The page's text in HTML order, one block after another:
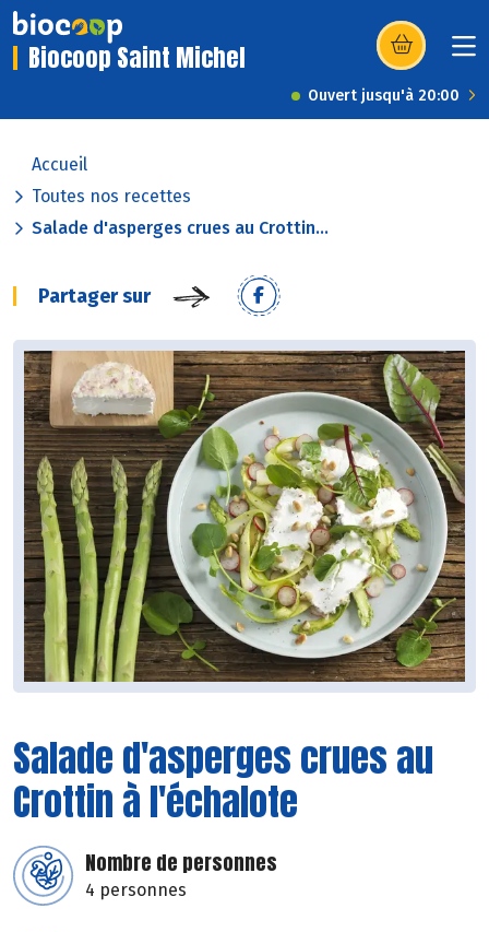
Biocoop Saint Michel (s’ouvre dans
Ouvert jusqu'à 20:00
Accueil
Toutes nos recettes
Salade d'asperges crues au Crottin...
Partager sur
Salade d'asperges crues au
Crottin à l'échalote
Nombre de personnes
4 personnes